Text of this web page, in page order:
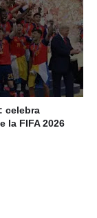
celebra
la FIFA 2026